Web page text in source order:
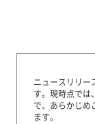
ニュースリリー
す。 現時点では
で、あらかじめ
ます。